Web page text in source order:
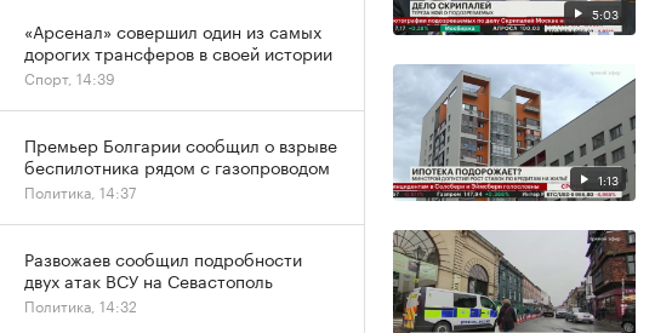
5:03
1:13
«Арсенал» совершил один из самых
дорогих трансферов в своей истории
Спорт, 14:39
Премьер Болгарии сообщил о взрыве
беспилотника рядом с газопроводом
Политика, 14:37
Развожаев сообщил подробности
двух атак ВСУ на Севастополь
Политика, 14:32